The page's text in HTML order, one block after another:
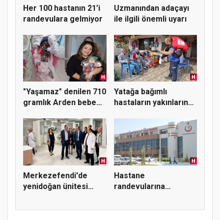
Her 100 hastanın 21’i
randevulara gelmiyor
Uzmanından adaçayı
ile ilgili önemli uyarı
"Yaşamaz" denilen 710
gramlık Arden bebek
Yatağa bağımlı
hastaların yakınlarına
Merkezefendi'de
yenidoğan ünitesi
Hastane
randevularına